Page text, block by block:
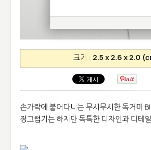
크기 : 2.5 x 2.6 x 2.0
손가락에 붙어다니는 무시무시한 독거미
징그럽기는 하지만 독특한 디자인과 디테